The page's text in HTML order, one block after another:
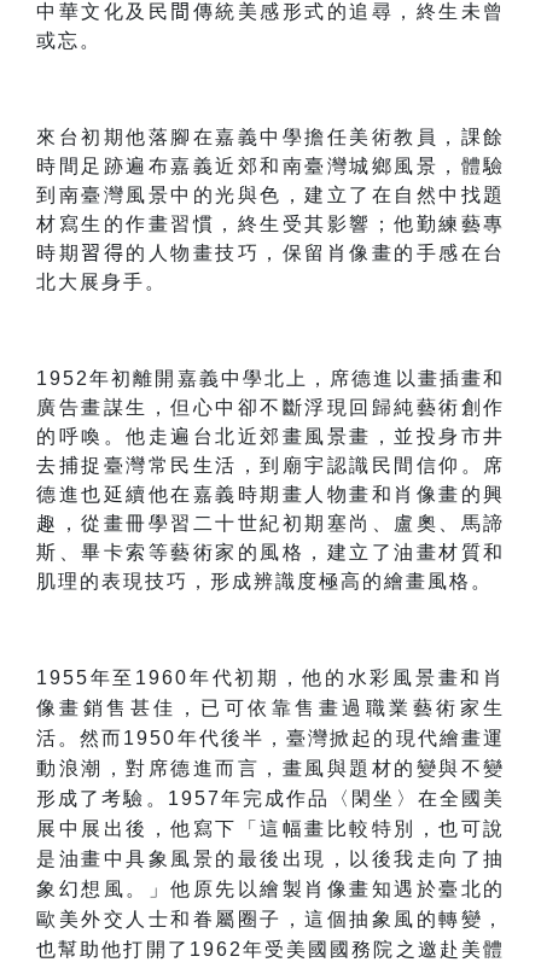
中華文化及民 間 傳統美感形式的追尋，終生未曾
或忘。
來台初期他落腳在嘉義中學擔任美術教員，課餘
時間足跡遍布嘉義近郊和南臺灣城鄉風景，體驗
到南臺灣風景中的光與色，建立了在自然中找題
材寫生的作畫習慣，終生受其影響；他勤練藝專
時期 習得的人物畫技巧，保留肖像畫的手感在台
北大展身手。
1952年初離開嘉義中學北上，席德進以畫插畫和
廣告畫謀生，但心中卻不斷浮現回歸純藝術創作
的呼喚。他走遍台北近郊畫風景畫，並投身市井
去捕捉臺灣常民生活，到廟宇認識民間信仰。席
德進也延續他在嘉義時期畫人物畫和肖像畫的興
趣，從畫冊學習二十世紀初期塞尚、盧奧、馬諦
斯、畢卡索等藝術家的風格，建立了油畫材質和
肌理的表現技巧，形成辨識度極高的繪畫風格。
1955年至 1960年代初期，他的水彩風景畫和肖
像畫銷售甚佳，已可依靠售畫過職業藝術家生
活。然而1950年代後半，臺灣掀起的現代繪畫運
動浪潮，對席德進而言，畫風與題材的變與不變
形成了考驗。 1957年完成作品〈閑坐〉在全國美
展中展出後，他寫下
「 這幅畫比較特別，也可說
是油畫中具象風景的最後出現，以後我走向了抽
象幻想風。
」 他原先以繪製肖像畫知遇於臺北的
歐美外交人士和眷屬圈子，這個抽象風的轉變，
也幫助他打開了 1962年受美國國務院之邀赴美體